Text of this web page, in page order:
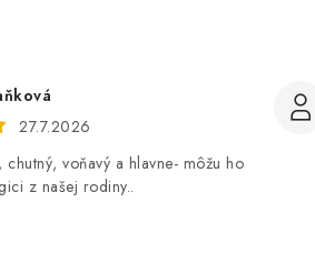
27.7.2026
chutný, voňavý a hlavne- môžu ho
z našej rodiny..